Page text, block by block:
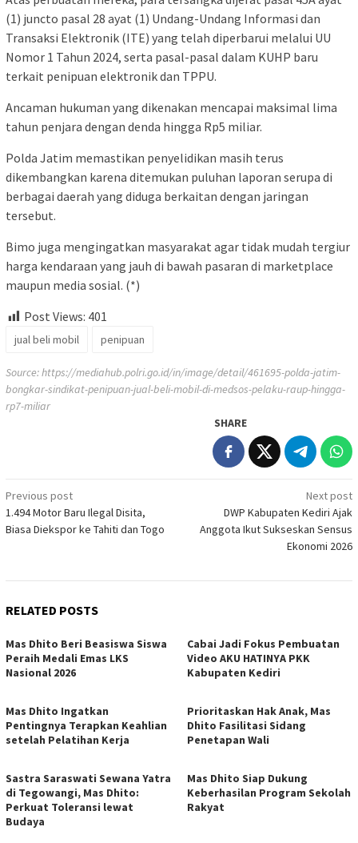
(1) juncto pasal 28 ayat (1) Undang-Undang Informasi dan
Transaksi Elektronik (ITE) yang telah diperbarui melalui UU
Nomor 1 Tahun 2024, serta pasal-pasal dalam KUHP baru
terkait penipuan elektronik dan TPPU.
Ancaman hukuman yang dikenakan mencapai maksimal lima
tahun penjara dengan denda hingga Rp5 miliar.
Polda Jatim memastikan penyelidikan masih terus
dikembangkan karena ditemukan puluhan laporan serupa di
berbagai daerah yang diduga berkaitan dengan jaringan
tersebut.
Bimo juga mengingatkan masyarakat agar tidak mudah tergiur
harga kendaraan yang jauh di bawah pasaran di marketplace
maupun media sosial. (*)
Post Views: 401
jual beli mobil penipuan
Source:https://mediahub.polri.go.id/in/image/detail/461695-polda-jatim-
bongkar-sindikat-penipuan-jual-beli-mobil-di-medsos-pelaku-raup-hingga-
rp7-miliar
SHARE
Post
navigation
Previous post
1.494 Motor Baru Ilegal Disita,
Biasa Diekspor ke Tahiti dan Togo
Next post
DWP Kabupaten Kediri Ajak
Anggota Ikut Sukseskan Sensus
Ekonomi 2026
RELATED POSTS
Mas Dhito Beri Beasiswa Siswa
Peraih Medali Emas LKS
Nasional 2026
Cabai Jadi Fokus Pembuatan
Video AKU HATINYA PKK
Kabupaten Kediri
Mas Dhito Ingatkan
Pentingnya Terapkan Keahlian
setelah Pelatihan Kerja
Prioritaskan Hak Anak, Mas
Dhito Fasilitasi Sidang
Penetapan Wali
Sastra Saraswati Sewana Yatra
di Tegowangi, Mas Dhito:
Perkuat Toleransi lewat
Budaya
Mas Dhito Siap Dukung
Keberhasilan Program Sekolah
Rakyat